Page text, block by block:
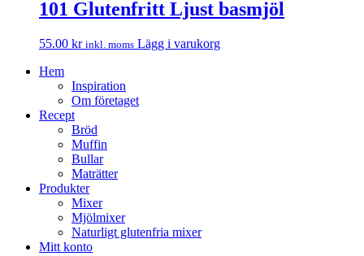
101 Glutenfritt Ljust basmjöl
55.00 kr inkl. moms Lägg i varukorg
Hem
Inspiration
Om företaget
Recept
Bröd
Muffin
Bullar
Maträtter
Produkter
Mixer
Mjölmixer
Naturligt glutenfria mixer
Mitt konto